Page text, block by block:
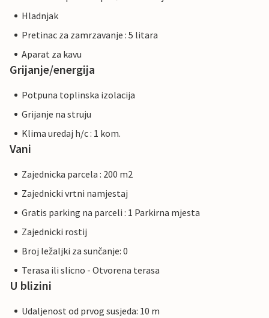
Hladnjak
Pretinac za zamrzavanje : 5 litara
Aparat za kavu
Grijanje/energija
Potpuna toplinska izolacija
Grijanje na struju
Klima uredaj h/c : 1 kom.
Vani
Zajednicka parcela : 200 m2
Zajednicki vrtni namjestaj
Gratis parking na parceli : 1 Parkirna mjesta
Zajednicki rostij
Broj ležaljki za sunčanje: 0
Terasa ili slicno - Otvorena terasa
U blizini
Udaljenost od prvog susjeda: 10 m